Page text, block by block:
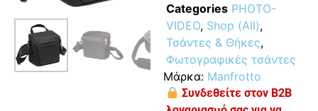
Categories PHOTO-
VIDEO, Shop (All),
Τσάντες & Θήκες,
Φωτογραφικές τσάντες
Μάρκα: Manfrotto
Συνδεθείτε στον B2B